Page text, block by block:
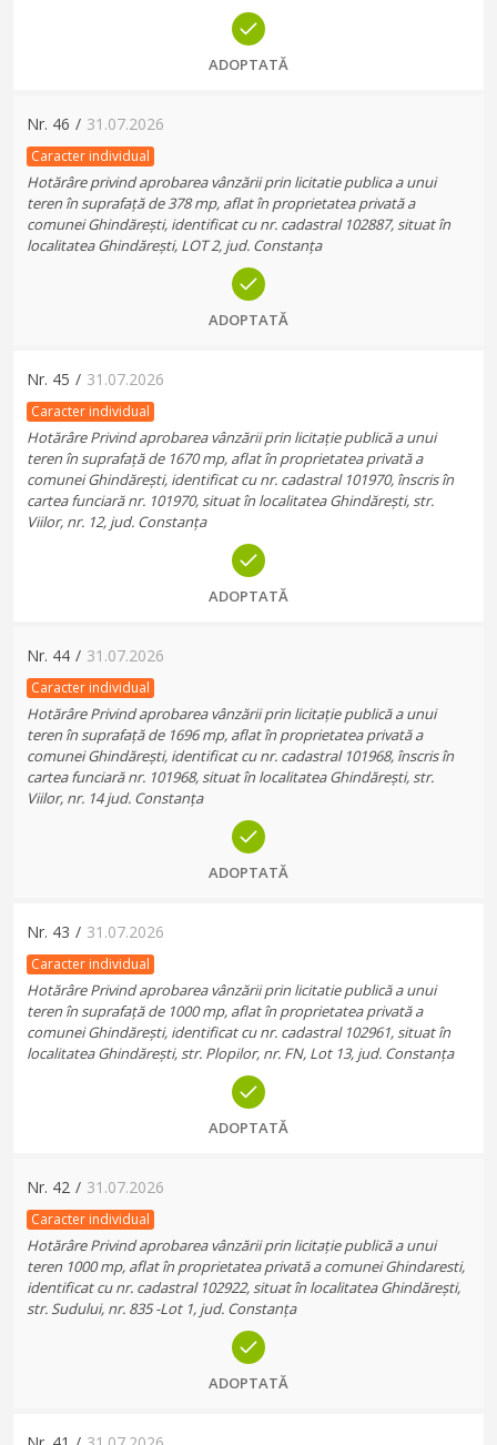
ADOPTATĂ
Nr. 46 / 31.07.2026
Caracter individual
Hotărâre privind aprobarea vânzării prin licitatie publica a unui
teren în suprafață de 378 mp, aflat în proprietatea privată a
comunei Ghindărești, identificat cu nr. cadastral 102887, situat în
localitatea Ghindărești, LOT 2, jud. Constanța
ADOPTATĂ
Nr. 45 / 31.07.2026
Caracter individual
Hotărâre Privind aprobarea vânzării prin licitație publică a unui
teren în suprafață de 1670 mp, aflat în proprietatea privată a
comunei Ghindărești, identificat cu nr. cadastral 101970, înscris în
cartea funciară nr. 101970, situat în localitatea Ghindărești, str.
Viilor, nr. 12, jud. Constanța
ADOPTATĂ
Nr. 44 / 31.07.2026
Caracter individual
Hotărâre Privind aprobarea vânzării prin licitație publică a unui
teren în suprafață de 1696 mp, aflat în proprietatea privată a
comunei Ghindărești, identificat cu nr. cadastral 101968, înscris în
cartea funciară nr. 101968, situat în localitatea Ghindărești, str.
Viilor, nr. 14 jud. Constanța
ADOPTATĂ
Nr. 43 / 31.07.2026
Caracter individual
Hotărâre Privind aprobarea vânzării prin licitatie publică a unui
teren în suprafață de 1000 mp, aflat în proprietatea privată a
comunei Ghindărești, identificat cu nr. cadastral 102961, situat în
localitatea Ghindărești, str. Plopilor, nr. FN, Lot 13, jud. Constanța
ADOPTATĂ
Nr. 42 / 31.07.2026
Caracter individual
Hotărâre Privind aprobarea vânzării prin licitație publică a unui
teren 1000 mp, aflat în proprietatea privată a comunei Ghindaresti,
identificat cu nr. cadastral 102922, situat în localitatea Ghindărești,
str. Sudului, nr. 835 -Lot 1, jud. Constanța
ADOPTATĂ